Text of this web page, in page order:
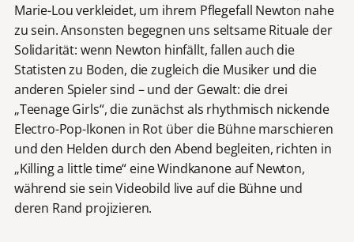
Marie-Lou verkleidet, um ihrem Pflegefall Newton nahe
zu sein. Ansonsten begegnen uns seltsame Rituale der
Solidarität: wenn Newton hinfällt, fallen auch die
Statisten zu Boden, die zugleich die Musiker und die
anderen Spieler sind – und der Gewalt: die drei
„Teenage Girls“, die zunächst als rhythmisch nickende
Electro-Pop-Ikonen in Rot über die Bühne marschieren
und den Helden durch den Abend begleiten, richten in
„Killing a little time“ eine Windkanone auf Newton,
während sie sein Videobild live auf die Bühne und
deren Rand projizieren.